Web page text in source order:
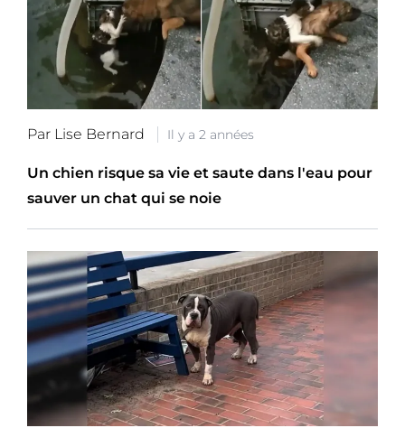
Par Lise Bernard Il y a 2 années
Un chien risque sa vie et saute dans l'eau pour
sauver un chat qui se noie